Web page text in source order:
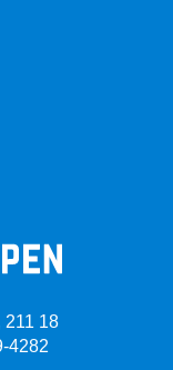
211 18
4282